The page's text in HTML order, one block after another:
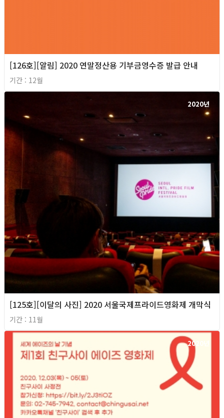
[126호][알림] 2020 연말정산용 기부금영수증 발급 안내
기간 : 12월
2020년
[125호][이달의 사진] 2020 서울국제프라이드영화제 개막식
기간 : 11월
2020년